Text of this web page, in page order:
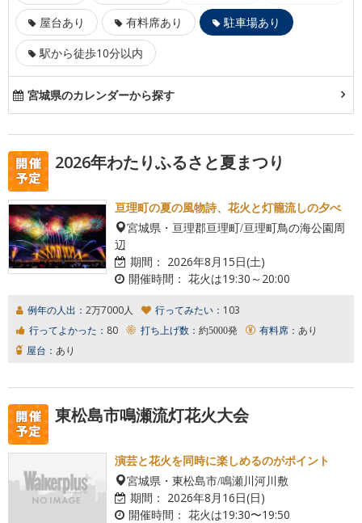
屋台あり
有料席あり
駐車場あり
駅から徒歩10分以内
宮城県のカレンダーから探す
2026年わたりふるさと夏まつり
亘理町の夏の風物詩、花火と灯籠流しの夕べ
宮城県・亘理郡亘理町/亘理町鳥の海公園周
辺
期間： 2026年8月15日(土)
開催時間： 花火は19:30～20:00
例年の人出： 2万7000人 行ってみたい： 103
行ってよかった： 80 打ち上げ数： 約5000発 有料席： あり
屋台： あり
東松島市鳴瀬流灯花火大会
演芸と花火を同時に楽しめるのがポイント
宮城県・東松島市/鳴瀬川河川敷
期間： 2026年8月16日(日)
開催時間： 花火は19:30〜19:50